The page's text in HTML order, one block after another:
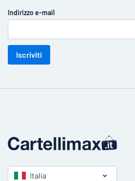
Indirizzo e-mail
Iscriviti
Italia